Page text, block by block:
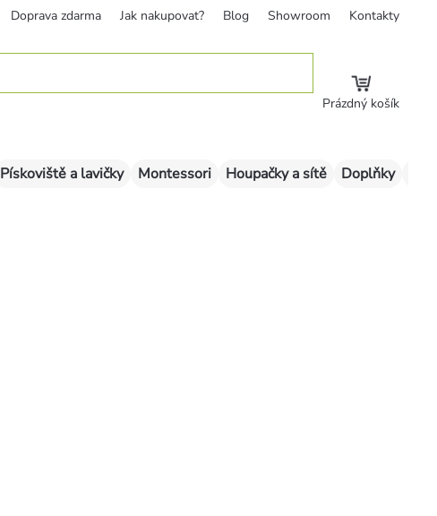
Doprava zdarma Jak nakupovat? Blog Showroom Kontakty
Prázdný košík
Pískoviště a lavičky Montessori Houpačky a sítě Doplňky